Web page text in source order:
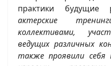
практики будущие
актерские
коллективами,
ведущих различных
также проявили себя